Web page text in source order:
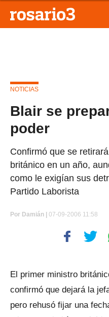
NOTICIAS
Blair se
poder
Confirmó que se
británico en un año,
como le exigían sus
Partido Laborista
Por Damián | 07-09-2006 11:58
El primer ministro
confirmó que dejará la
pero rehusó fijar una